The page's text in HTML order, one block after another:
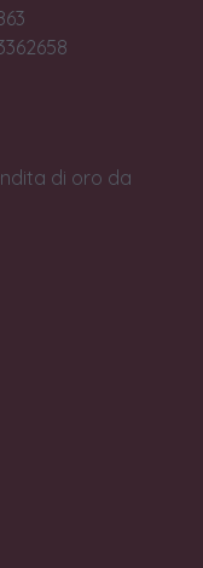
di oro da